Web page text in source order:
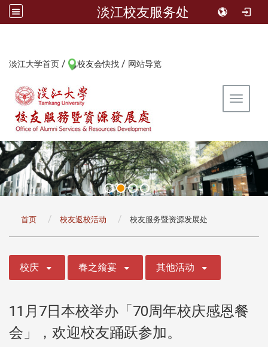
淡江校友服务处
淡江大学首页 / 校友会快找 / 网站导览
Toggle
首页 校友返校活动 校友服务暨资源发展处
校庆 春之飨宴 其他活动
11月7日本校举办「70周年校庆感恩餐
会」，欢迎校友踊跃参加。